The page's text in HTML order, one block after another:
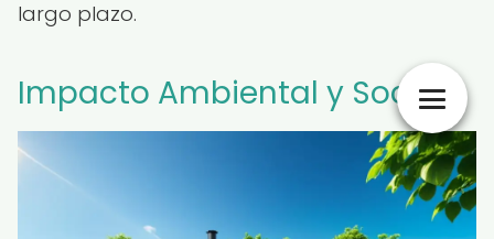
largo plazo.
Impacto Ambiental y Social